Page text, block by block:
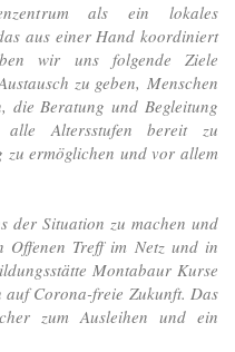
als ein lokales
aus einer Hand koordiniert
wir uns folgende Ziele
zu geben, Menschen
die Beratung und Begleitung
alle Altersstufen bereit zu
zu ermöglichen und vor allem
der Situation zu machen und
Offenen Treff im Netz und in
Montabaur Kurse
Corona-freie Zukunft. Das
zum Ausleihen und ein